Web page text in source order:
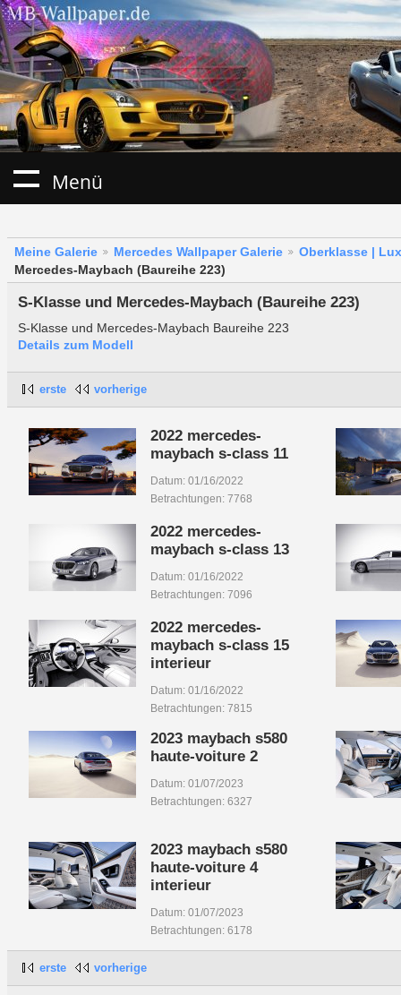
Menü
Meine Galerie Mercedes Wallpaper Galerie
Oberklasse |
Mercedes-Maybach (Baureihe 223)
S-Klasse und Mercedes-Maybach (Baureihe 223)
S-Klasse und Mercedes-Maybach Baureihe 223
Details zum Modell
erste vorherige
2022 mercedes-
maybach s-class 11
Datum: 01/16/2022
Betrachtungen: 7768
2022 mercedes-
maybach s-class 13
Datum: 01/16/2022
Betrachtungen: 7096
2022 mercedes-
maybach s-class 15
interieur
Datum: 01/16/2022
Betrachtungen: 7815
2023 maybach s580
haute-voiture 2
Datum: 01/07/2023
Betrachtungen: 6327
2023 maybach s580
haute-voiture 4
interieur
Datum: 01/07/2023
Betrachtungen: 6178
erste vorherige